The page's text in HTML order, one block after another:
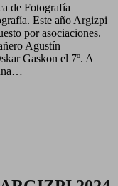
de Fotografía
Este año Argizpi
por asociaciones.
Agustín
Gaskon el 7º. A